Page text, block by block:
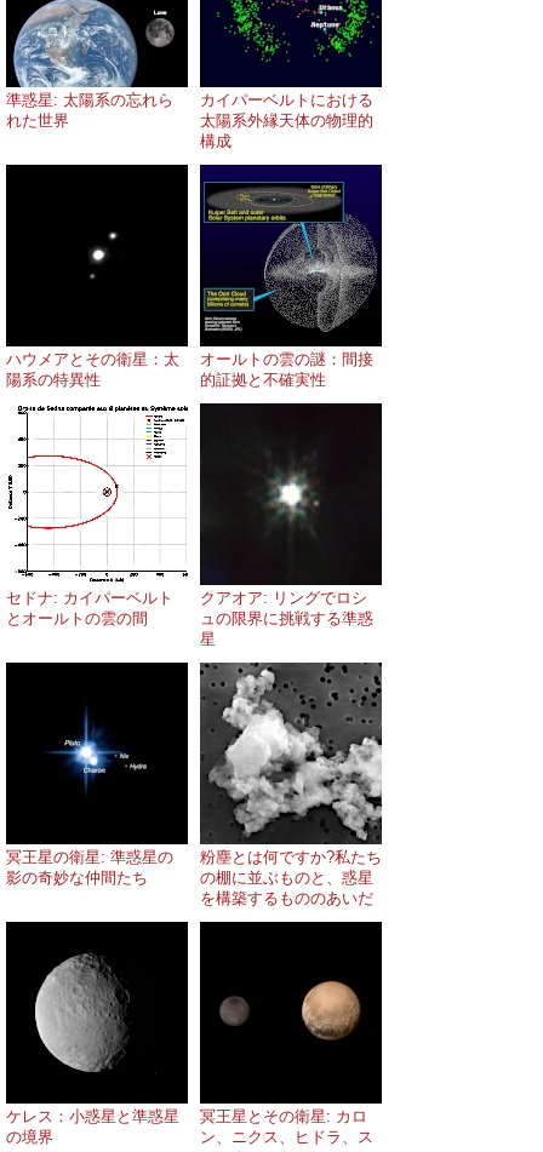
準惑星: 太陽系の忘れら
れた世界
カイパーベルトにおける
太陽系外縁天体の物理的
構成
ハウメアとその衛星：太
陽系の特異性
オールトの雲の謎：間接
的証拠と不確実性
セドナ: カイパーベルト
とオールトの雲の間
クアオア: リングでロシ
ュの限界に挑戦する準惑
星
冥王星の衛星: 準惑星の
影の奇妙な仲間たち
粉塵とは何ですか?私たち
の棚に並ぶものと、惑星
を構築するもののあいだ
ケレス：小惑星と準惑星
の境界
冥王星とその衛星: カロ
ン、ニクス、ヒドラ、ス